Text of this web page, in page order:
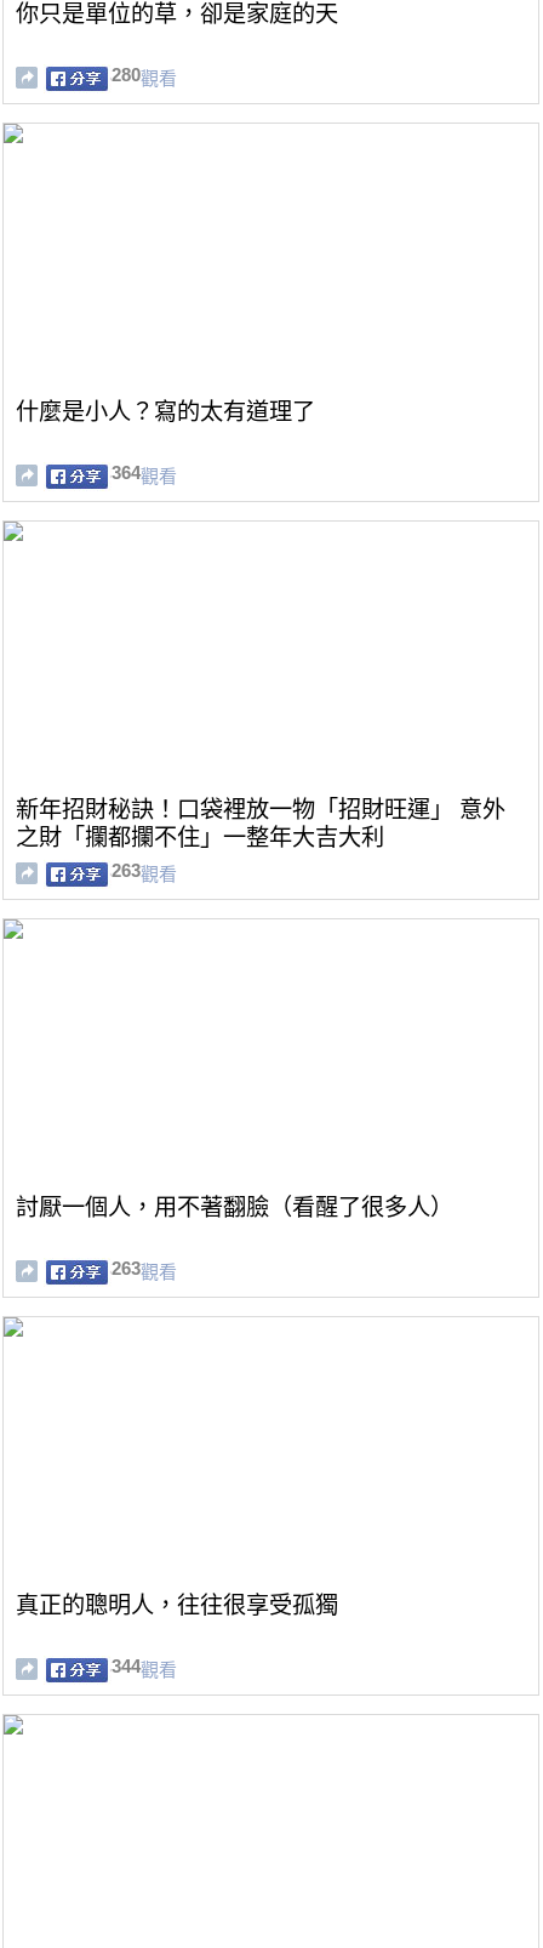
你只是單位的草，卻是家庭的天
280觀看
什麼是小人？寫的太有道理了
364觀看
新年招財秘訣！口袋裡放一物「招財旺運」 意外
之財「攔都攔不住」一整年大吉大利
263觀看
討厭一個人，用不著翻臉（看醒了很多人）
263觀看
真正的聰明人，往往很享受孤獨
344觀看